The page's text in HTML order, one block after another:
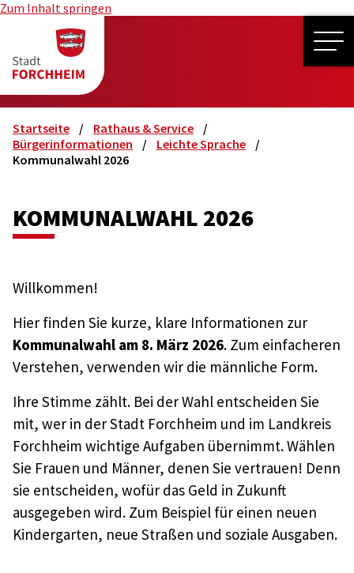
Zum Inhalt springen
Startseite
Rathaus & Service
Bürgerinformationen
Leichte Sprache
Kommunalwahl 2026
KOMMUNALWAHL 2026
Willkommen!
Hier finden Sie kurze, klare Informationen zur
Kommunalwahl am 8. März 2026. Zum einfacheren
Verstehen, verwenden wir die männliche Form.
Ihre Stimme zählt. Bei der Wahl entscheiden Sie
mit, wer in der Stadt Forchheim und im Landkreis
Forchheim wichtige Aufgaben übernimmt. Wählen
Sie Frauen und Männer, denen Sie vertrauen! Denn
sie entscheiden, wofür das Geld in Zukunft
ausgegeben wird. Zum Beispiel für einen neuen
Kindergarten, neue Straßen und soziale Ausgaben.